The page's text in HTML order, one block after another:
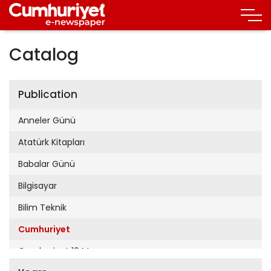
Catalog
Publication
Anneler Günü
Atatürk Kitapları
Babalar Günü
Bilgisayar
Bilim Teknik
Cumhuriyet
Cumhuriyet 19 Mayıs